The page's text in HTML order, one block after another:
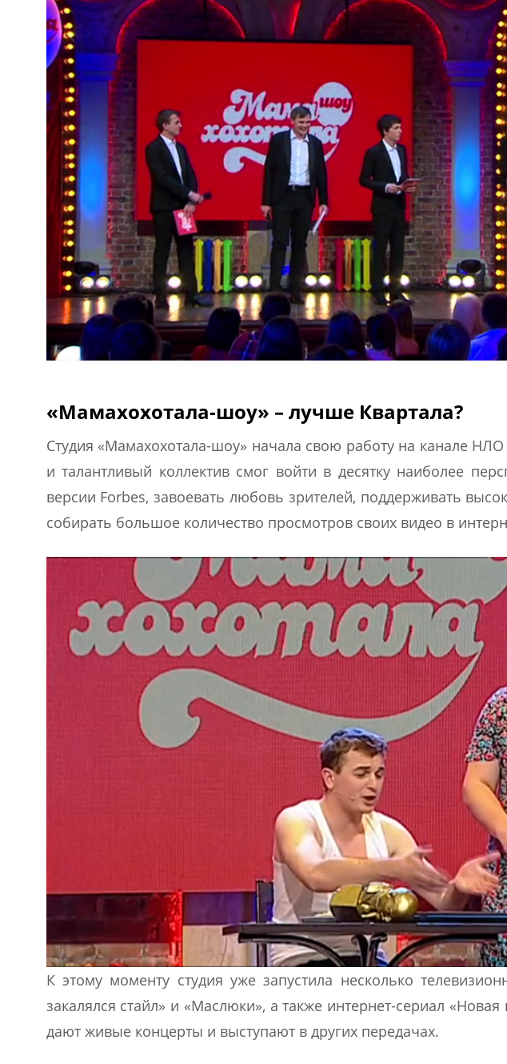
«Мамахохотала-шоу» – лучше Квартала?
Студия «Мамахохотала-шоу» начала свою работу на канале
и талантливый коллектив смог войти в десятку наиболее
версии Forbes, завоевать любовь зрителей, поддерживать
собирать большое количество просмотров своих видео в
К этому моменту студия уже запустила несколько
закалялся стайл» и «Маслюки», а также интернет-сериал
дают живые концерты и выступают в других передачах.